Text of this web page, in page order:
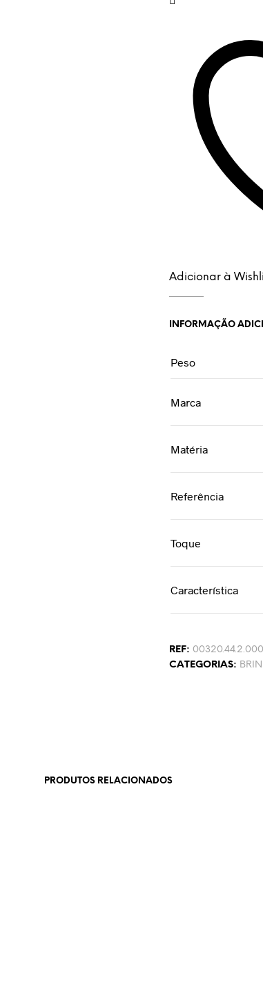
Adicionar à
INFORMAÇÃO
Peso
Marca
Matéria
Referência
Toque
Característica
REF:
CATEGORIAS:
PRODUTOS RELACIONADOS